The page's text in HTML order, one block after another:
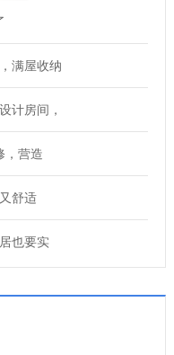
满屋收纳
计房间，
，营造
舒适
也要实